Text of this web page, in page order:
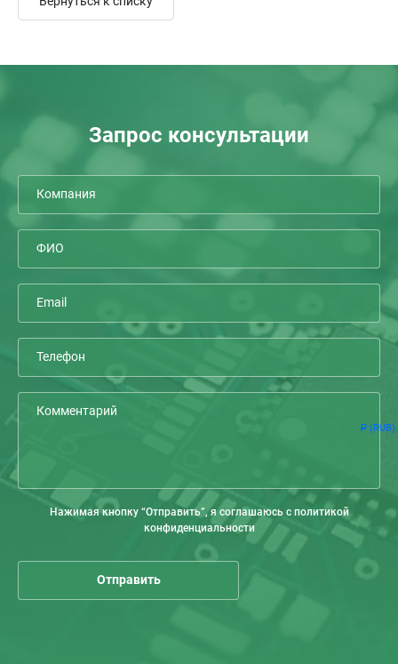
Р (RUB)
Запрос консультации
Нажимая кнопку “Отправить”, я соглашаюсь с политикой
конфиденциальности